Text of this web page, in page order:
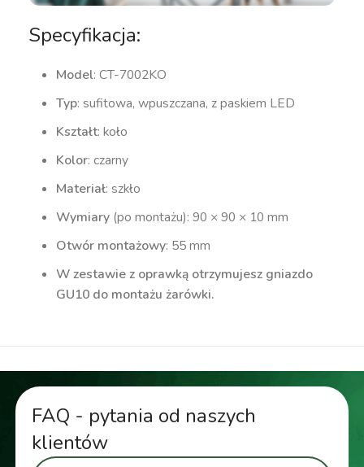
Specyfikacja:
Model: CT-7002KO
Typ: sufitowa, wpuszczana, z paskiem LED
Kształt: koło
Kolor: czarny
Materiał: szkło
Wymiary (po montażu): 90 × 90 × 10 mm
Otwór montażowy: 55 mm
W zestawie z oprawką otrzymujesz gniazdo
GU10 do montażu żarówki.
FAQ - pytania od naszych
klientów